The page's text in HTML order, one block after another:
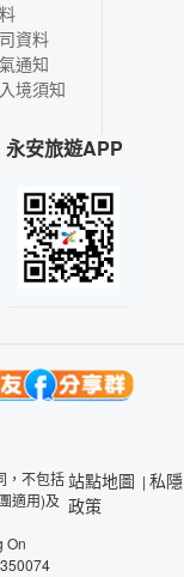
資料
通知
境須知
永安旅遊APP
，不包括
適用)及
On
站點地圖 | 私隱
政策